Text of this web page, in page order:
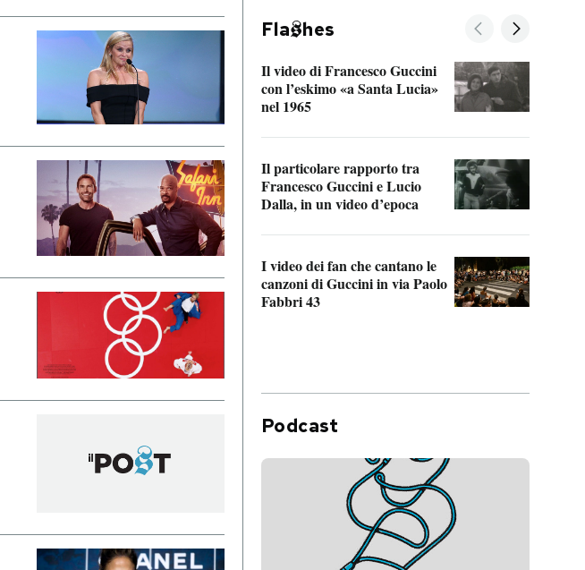
Fla hes
Il video di Francesco Guccini
con l’eskimo «a Santa Lucia»
nel 1965
Il particolare rapporto tra
Francesco Guccini e Lucio
Dalla, in un video d’epoca
I video dei fan che cantano le
canzoni di Guccini in via Paolo
Fabbri 43
Podcast